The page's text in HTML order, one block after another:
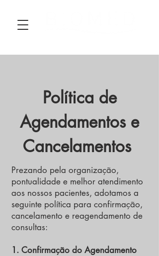
Política de
Agendamentos e
Cancelamentos
Prezando pela organização,
pontualidade e melhor atendimento
aos nossos pacientes, adotamos a
seguinte política para confirmação,
cancelamento e reagendamento de
consultas:
1. Confirmação do Agendamento